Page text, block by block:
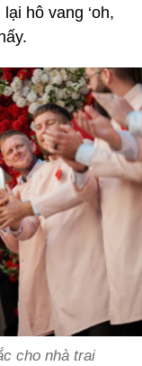
hô vang ‘oh,
cho nhà trai